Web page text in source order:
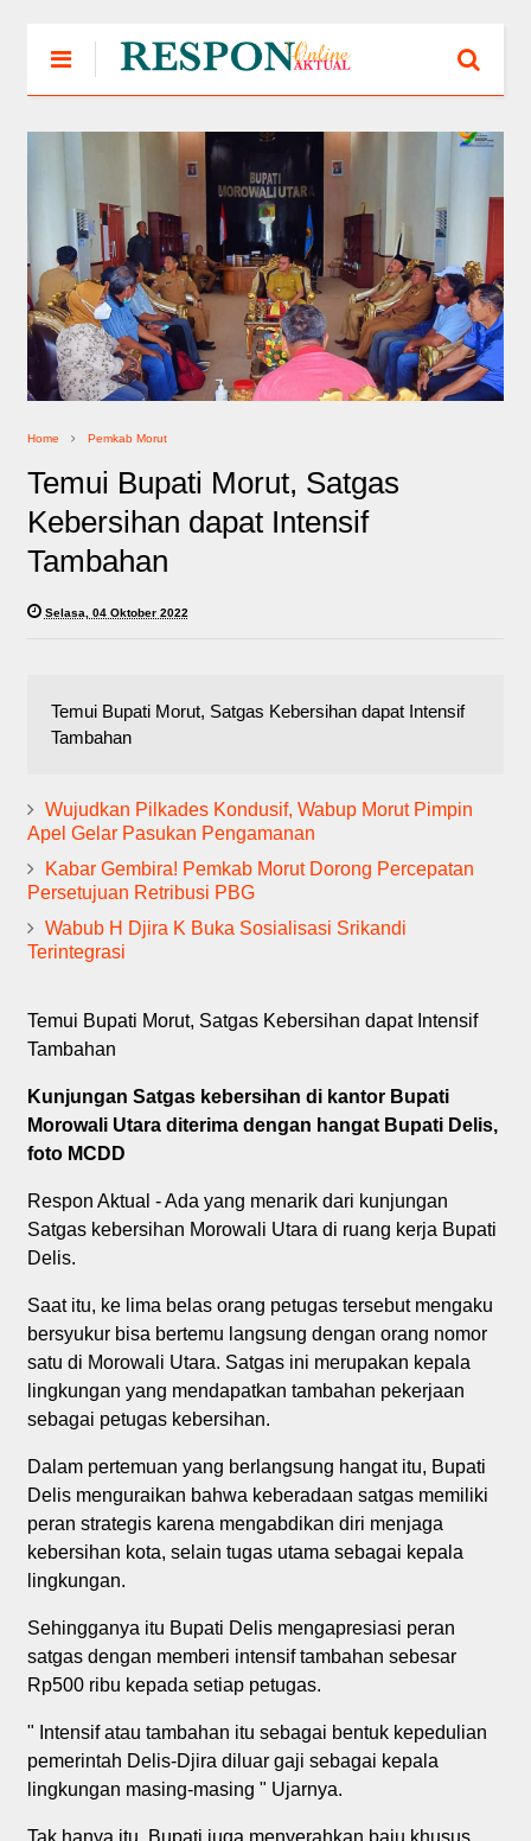
Home Pemkab Morut
Temui Bupati Morut, Satgas
Kebersihan dapat Intensif
Tambahan
Selasa, 04 Oktober 2022
Temui Bupati Morut, Satgas Kebersihan dapat Intensif
Tambahan
Wujudkan Pilkades Kondusif, Wabup Morut Pimpin
Apel Gelar Pasukan Pengamanan
Kabar Gembira! Pemkab Morut Dorong Percepatan
Persetujuan Retribusi PBG
Wabub H Djira K Buka Sosialisasi Srikandi
Terintegrasi
Temui Bupati Morut, Satgas Kebersihan dapat Intensif
Tambahan
Kunjungan Satgas kebersihan di kantor Bupati
Morowali Utara diterima dengan hangat Bupati Delis,
foto MCDD
Respon Aktual - Ada yang menarik dari kunjungan
Satgas kebersihan Morowali Utara di ruang kerja Bupati
Delis.
Saat itu, ke lima belas orang petugas tersebut mengaku
bersyukur bisa bertemu langsung dengan orang nomor
satu di Morowali Utara. Satgas ini merupakan kepala
lingkungan yang mendapatkan tambahan pekerjaan
sebagai petugas kebersihan.
Dalam pertemuan yang berlangsung hangat itu, Bupati
Delis menguraikan bahwa keberadaan satgas memiliki
peran strategis karena mengabdikan diri menjaga
kebersihan kota, selain tugas utama sebagai kepala
lingkungan.
Sehingganya itu Bupati Delis mengapresiasi peran
satgas dengan memberi intensif tambahan sebesar
Rp500 ribu kepada setiap petugas.
" Intensif atau tambahan itu sebagai bentuk kepedulian
pemerintah Delis-Djira diluar gaji sebagai kepala
lingkungan masing-masing " Ujarnya.
Tak hanya itu, Bupati juga menyerahkan baju khusus